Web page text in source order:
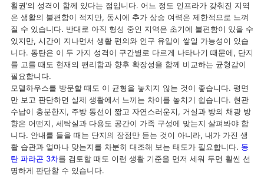
활권’의 성격이 함께 있다는 점입니다. 어느 정도 인프라가 갖춰진 지역
은 생활의 불편함이 적지만, 동시에 추가 상승 여력은 제한적으로 느껴
질 수 있습니다. 반대로 아직 형성 중인 지역은 초기에 불편함이 있을 수
있지만, 시간이 지나면서 생활 편의와 인구 유입이 쌓일 가능성이 있습
니다. 동탄은 이 두 가지 성격이 구간별로 다르게 나타나기 때문에, 단지
를 고를 때도 현재의 편리함과 향후 확장성을 함께 비교하는 균형감이
필요합니다.
모델하우스를 방문할 때도 이 균형을 놓치지 않는 것이 좋습니다. 평면
만 보고 판단하면 실제 생활에서 느끼는 차이를 놓치기 쉽습니다. 현관
수납이 충분한지, 주방 동선이 짧고 자연스러운지, 거실과 방의 채광 방
향은 어떤지, 세탁실과 다용도 공간이 가족 구성에 맞는지 살펴봐야 합
니다. 안내를 들을 때는 단지의 장점만 듣는 것이 아니라, 내가 가진 생
활 습관과 얼마나 맞는지를 차분히 대조해 보는 태도가 필요합니다. 동
탄 파라곤 3차를 검토할 때도 이런 생활 기준을 먼저 세워 두면 훨씬 선
명하게 판단할 수 있습니다.